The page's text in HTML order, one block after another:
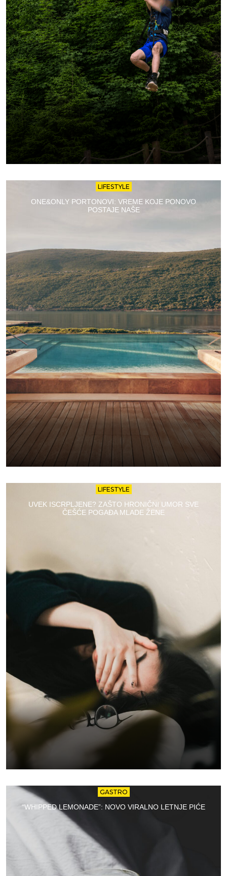
LIFESTYLE
ONE&ONLY PORTONOVI: VREME KOJE PONOVO
POSTAJE NAŠE
LIFESTYLE
UVEK ISCRPLJENE? ZAŠTO HRONIČNI UMOR SVE
ČEŠĆE POGAĐA MLADE ŽENE
GASTRO
“WHIPPED LEMONADE”: NOVO VIRALNO LETNJE PIĆE